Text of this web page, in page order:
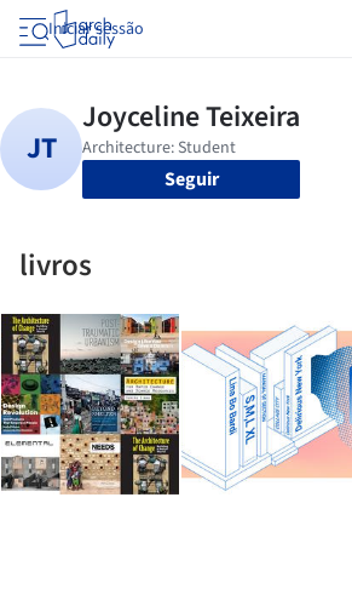
Iniciar sessão
Seguir
livros